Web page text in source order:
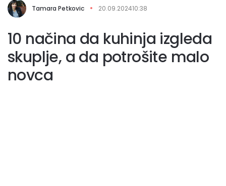
Tamara Petkovic 20.09.202410:38
10 načina da kuhinja izgleda
skuplje, a da potrošite malo
novca